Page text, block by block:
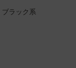
ブラック系